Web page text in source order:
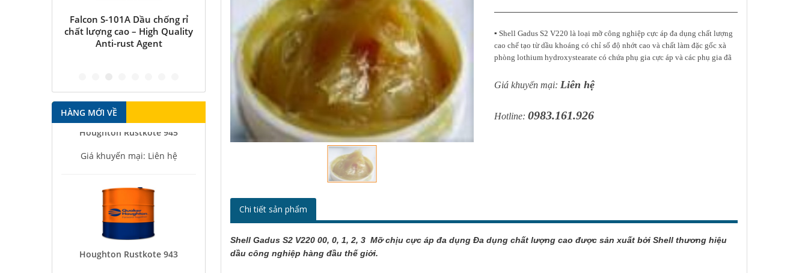
▪ Shell Gadus S2 V220 là loại mỡ công nghiệp cực áp đa dụng chất lượng
cao chế tạo từ dầu khoáng có chỉ số độ nhớt cao và chất làm đặc gốc xà
phòng lothium hydroxystearate có chứa phụ gia cực áp và các phụ gia đã
đa dụng Shell Gadus S2 V100 1, 2, 3 được sản xuất bởi Shell thương hiệu
dầu mỡ công nghiệp hàng đầu thế giới.
Giá khuyến mại: Liên hệ
Hotline: 0983.161.926
Chi tiết sản phẩm
Shell Gadus S2 V220 00, 0, 1, 2, 3Mỡ chịu cực áp đa dụng Đa dụng chất lượng caođược sản xuất bởi Shell thương hiệu
dầu công nghiệp hàng đầu thế giới.
S-101A Dầu chống rỉ
lượng cao – High Quality
Falcon S-350 Chất chống gỉ
bôi trơn đa năng –
Multipurpose lubricating
Falcon S-103C Dầu chống rỉ
chất lượng cao – Green color
long period anti-rust agent
Falcon S-102C Dầu chống rỉ
chất lượng cao – Colorless
transparent anti-rust agent
– Mold cleaner & cleanning
plastic mold
mold release & lubricant
HÀNG MỚI VỀ
Houghton Rustkote 945
Giá khuyến mại: Liên hệ
Houghton Rustkote 943
Giá khuyến mại: Liên hệ